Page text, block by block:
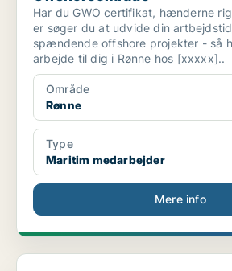
Har du GWO certifikat, hænderne
er søger du at udvide din
spændende offshore projekter - så
arbejde til dig i Rønne hos [xxxxx]..
Område
Rønne
Type
Maritim medarbejder
Mere info
Projektleder til Innovation og